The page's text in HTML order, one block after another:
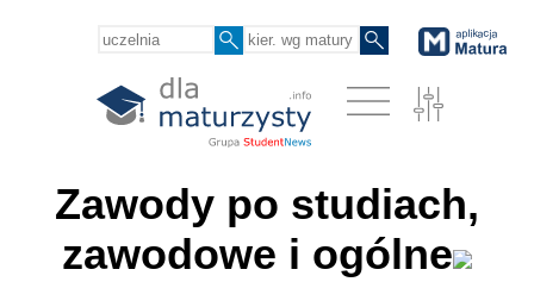
Zawody po studiach,
zawodowe i ogólne